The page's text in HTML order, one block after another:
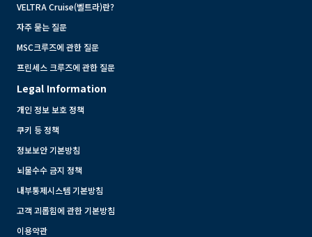
VELTRA Cruise(벨트라)란?
자주 묻는 질문
MSC크루즈에 관한 질문
프린세스 크루즈에 관한 질문
Legal Information
개인 정보 보호 정책
쿠키 등 정책
정보보안 기본방침
뇌물수수 금지 정책
내부통제시스템 기본방침
고객 괴롭힘에 관한 기본방침
이용약관